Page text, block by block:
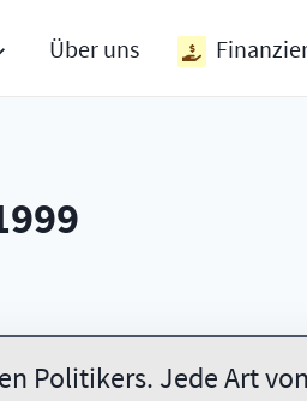
Über uns
Politikers. Jede Art von